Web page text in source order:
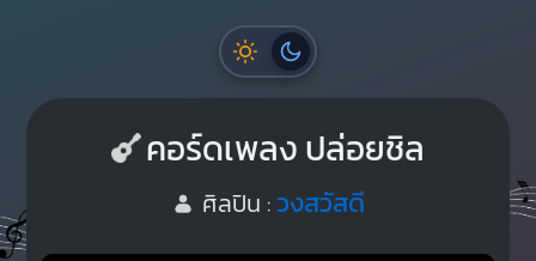
คอร์ดเพลง ปล่อยชิล
ศิลปิน :วงสวัสดี